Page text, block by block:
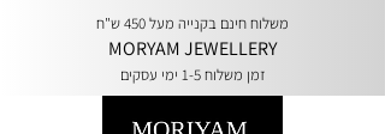
משלוח חינם בקנייה מעל 450 ש"ח
MORYAM JEWELLERY
זמן משלוח 1-5 ימי עסקים